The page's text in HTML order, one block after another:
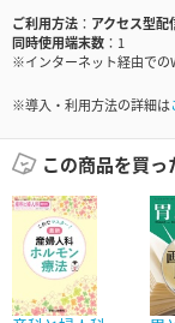
ご利用方法
アクセス型配
同時使用端末数
1
※インターネット経由での
※導入・利用方法の詳細は
この商品を買っ